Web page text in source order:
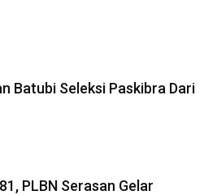
Batubi Seleksi Paskibra Dari
PLBN Serasan Gelar